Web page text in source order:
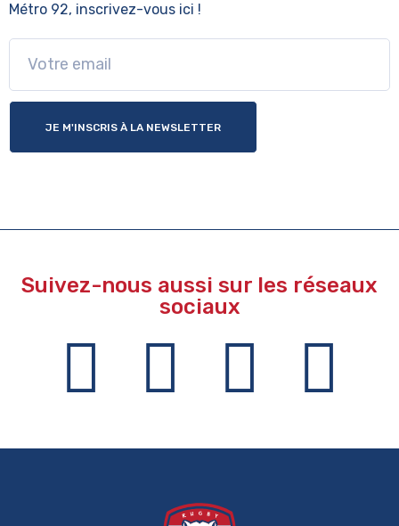
Métro 92, inscrivez-vous ici !
JE M'INSCRIS À LA NEWSLETTER
Suivez-nous aussi sur les réseaux
sociaux